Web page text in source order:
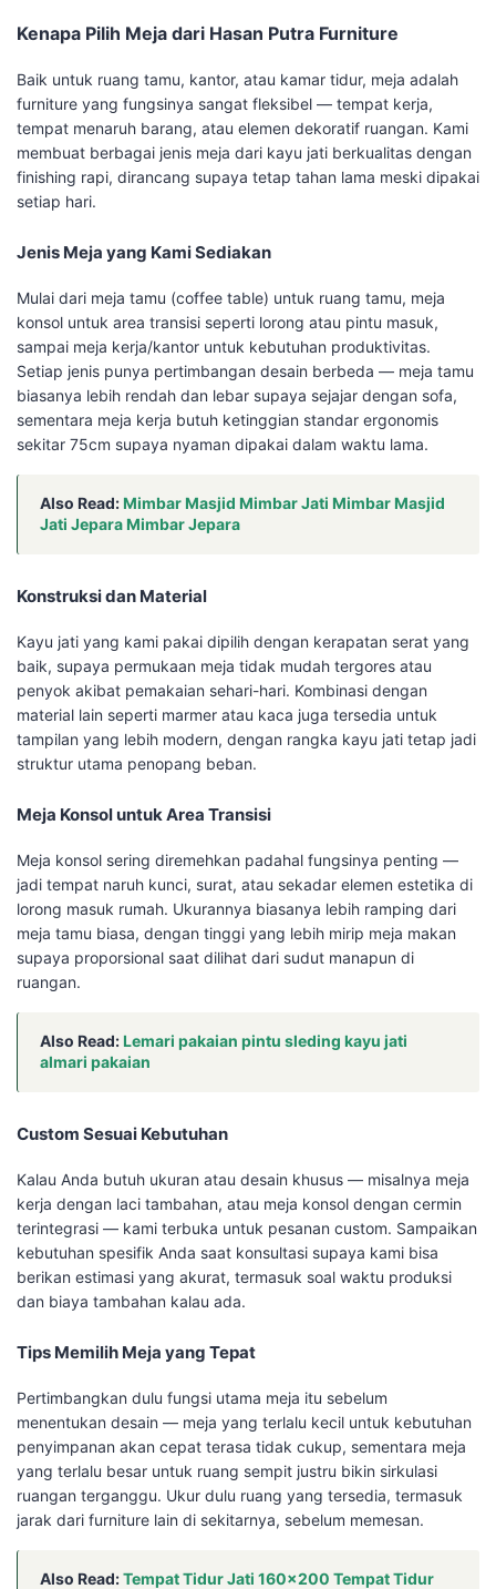
Kenapa Pilih Meja dari Hasan Putra Furniture
Baik untuk ruang tamu, kantor, atau kamar tidur, meja adalah
furniture yang fungsinya sangat fleksibel — tempat kerja,
tempat menaruh barang, atau elemen dekoratif ruangan. Kami
membuat berbagai jenis meja dari kayu jati berkualitas dengan
finishing rapi, dirancang supaya tetap tahan lama meski dipakai
setiap hari.
Jenis Meja yang Kami Sediakan
Mulai dari meja tamu (coffee table) untuk ruang tamu, meja
konsol untuk area transisi seperti lorong atau pintu masuk,
sampai meja kerja/kantor untuk kebutuhan produktivitas.
Setiap jenis punya pertimbangan desain berbeda — meja tamu
biasanya lebih rendah dan lebar supaya sejajar dengan sofa,
sementara meja kerja butuh ketinggian standar ergonomis
sekitar 75cm supaya nyaman dipakai dalam waktu lama.
Also Read:Mimbar Masjid Mimbar Jati Mimbar Masjid
Jati Jepara Mimbar Jepara
Konstruksi dan Material
Kayu jati yang kami pakai dipilih dengan kerapatan serat yang
baik, supaya permukaan meja tidak mudah tergores atau
penyok akibat pemakaian sehari-hari. Kombinasi dengan
material lain seperti marmer atau kaca juga tersedia untuk
tampilan yang lebih modern, dengan rangka kayu jati tetap jadi
struktur utama penopang beban.
Meja Konsol untuk Area Transisi
Meja konsol sering diremehkan padahal fungsinya penting —
jadi tempat naruh kunci, surat, atau sekadar elemen estetika di
lorong masuk rumah. Ukurannya biasanya lebih ramping dari
meja tamu biasa, dengan tinggi yang lebih mirip meja makan
supaya proporsional saat dilihat dari sudut manapun di
ruangan.
Also Read:Lemari pakaian pintu sleding kayu jati
almari pakaian
Custom Sesuai Kebutuhan
Kalau Anda butuh ukuran atau desain khusus — misalnya meja
kerja dengan laci tambahan, atau meja konsol dengan cermin
terintegrasi — kami terbuka untuk pesanan custom. Sampaikan
kebutuhan spesifik Anda saat konsultasi supaya kami bisa
berikan estimasi yang akurat, termasuk soal waktu produksi
dan biaya tambahan kalau ada.
Tips Memilih Meja yang Tepat
Pertimbangkan dulu fungsi utama meja itu sebelum
menentukan desain — meja yang terlalu kecil untuk kebutuhan
penyimpanan akan cepat terasa tidak cukup, sementara meja
yang terlalu besar untuk ruang sempit justru bikin sirkulasi
ruangan terganggu. Ukur dulu ruang yang tersedia, termasuk
jarak dari furniture lain di sekitarnya, sebelum memesan.
Also Read:Tempat Tidur Jati 160×200 Tempat Tidur